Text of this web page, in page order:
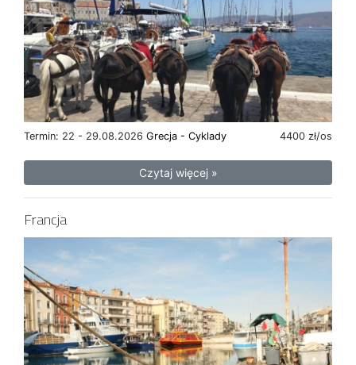
Termin: 22 - 29.08.2026 4400 zł/os
Grecja - Cyklady
Czytaj więcej »
Francja